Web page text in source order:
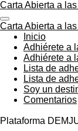
Ir
al
contenido
principal
Carta Abierta a
Carta Abierta a
Inicio
Adhiérete a
Adhiérete a
Lista de
Lista de
Soy un
Comentarios
Plataforma